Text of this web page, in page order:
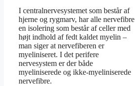
I centralnervesystemet som består af
hjerne og rygmarv, har alle nervefibre
en isolering som består af celler med
højt indhold af fedt kaldet myelin –
man siger at nervefiberen er
myeliniseret. I det perifere
nervesystem er der både
myeliniserede og ikke-myeliniserede
nervefibre.